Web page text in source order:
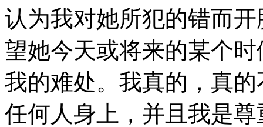
认为我对她所犯的错而
望她今天或将来的某个
我的难处。我真的，真
任何人身上，并且我是尊